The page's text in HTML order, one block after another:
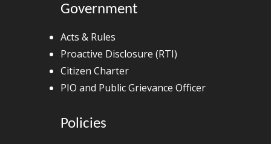
Government
Acts & Rules
Proactive Disclosure (RTI)
Citizen Charter
PIO and Public Grievance Officer
Policies